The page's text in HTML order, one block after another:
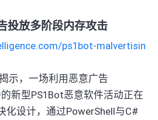
投放多阶段内存攻击
ps1bot-malvertisin
示，一场利用恶意广告
新型PS1Bot恶意软件活动正在
化设计，通过PowerShell与C#